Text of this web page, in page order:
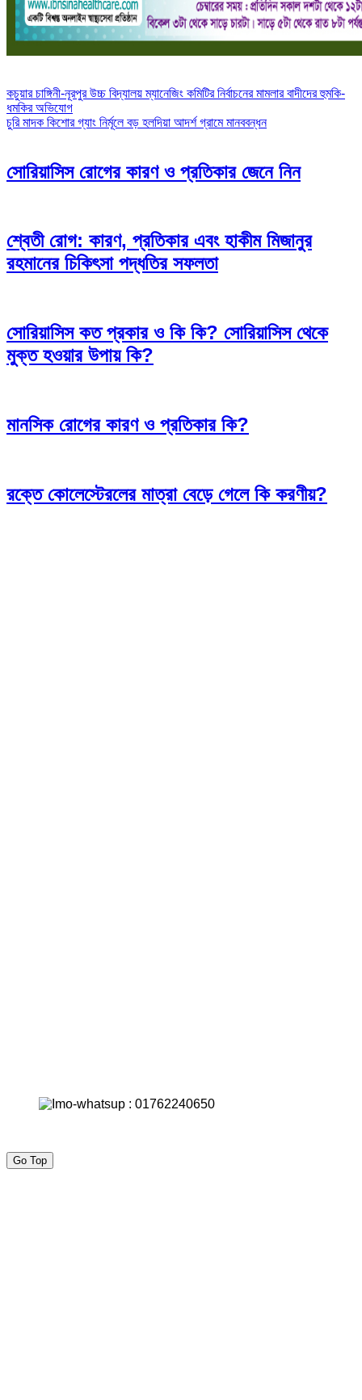
Post
navigation
কচুয়ার চাঙ্গিনী-নূরপুর উচ্চ বিদ্যালয় ম্যানেজিং কমিটির নির্বাচনের মামলার বাদীদের হুমকি-
ধমকির অভিযোগ
চুরি মাদক কিশোর গ্যাং নির্মূলে বড় হলদিয়া আদর্শ গ্রামে মানববন্ধন
সোরিয়াসিস রোগের কারণ ও প্রতিকার জেনে নিন
শ্বেতী রোগ: কারণ, প্রতিকার এবং হাকীম মিজানুর
রহমানের চিকিৎসা পদ্ধতির সফলতা
সোরিয়াসিস কত প্রকার ও কি কি? সোরিয়াসিস থেকে
মুক্ত হওয়ার উপায় কি?
মানসিক রোগের কারণ ও প্রতিকার কি?
রক্তে কোলেস্টেরলের মাত্রা বেড়ে গেলে কি করণীয়?
Go Top